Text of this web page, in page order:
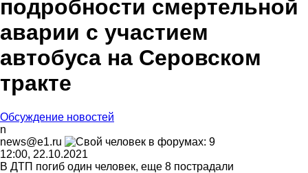
подробности смертельной
аварии с участием
автобуса на Серовском
тракте
Обсуждение новостей
n
news@e1.ru
12:00, 22.10.2021
В ДТП погиб один человек, еще 8 пострадали